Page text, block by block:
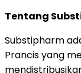
Tentang
Substipharm
Prancis yang